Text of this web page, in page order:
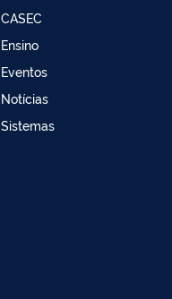
CASEC
Ensino
Eventos
Notícias
Sistemas